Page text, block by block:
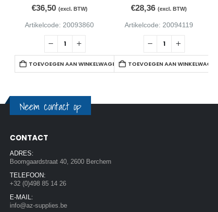
€36,50 (excl. BTW)
Artikelcode: 20093860
TOEVOEGEN AAN WINKELWAGEN
€28,36 (excl. BTW)
Artikelcode: 20094119
TOEVOEGEN AAN
Neem contact op
CONTACT
ADRES:
Boomgaardstraat 40, 2600 Berchem
TELEFOON:
+32 (0)498 85 14 26
E-MAIL:
info@az-supplies.be